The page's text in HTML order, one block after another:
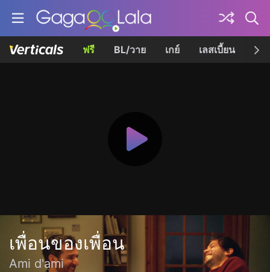
ฟรี BL/วาย เกย์ เลสเบี้ยน เค
เพื่อนของเพื่อน
Ami d'ami